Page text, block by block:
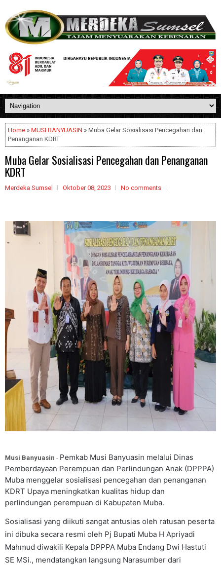
Home » MUSI BANYUASIN » Muba Gelar Sosialisasi Pencegahan dan
Penanganan KDRT
Muba Gelar Sosialisasi Pencegahan dan Penanganan
KDRT
Merdeka Sumsel Oktober 08, 2023 No comments
Musi Banyuasin - Pemkab Musi Banyuasin melalui Dinas
Pemberdayaan Perempuan dan Perlindungan Anak (DPPPA)
Muba menggelar sosialisasi pencegahan dan penanganan
KDRT Upaya meningkatkan kualitas hidup dan
perlindungan perempuan di Kabupaten Muba.
Sosialisasi yang diikuti sangat antusias oleh ratusan peserta
ini dibuka secara resmi oleh Pj Bupati Muba H Apriyadi
Mahmud diwakili Kepala DPPPA Muba Endang Dwi Hastuti
SE MSi., mendatangkan langsung Narasumber dari